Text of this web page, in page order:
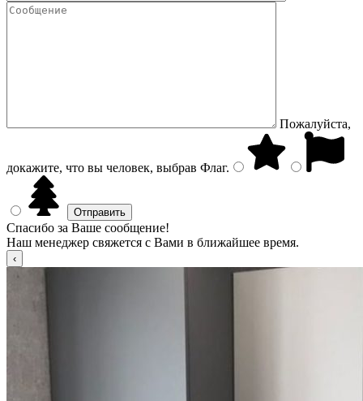
Пожалуйста,
докажите, что вы человек, выбрав Флаг.
Спасибо за Ваше сообщение!
Наш менеджер свяжется с Вами в ближайшее время.